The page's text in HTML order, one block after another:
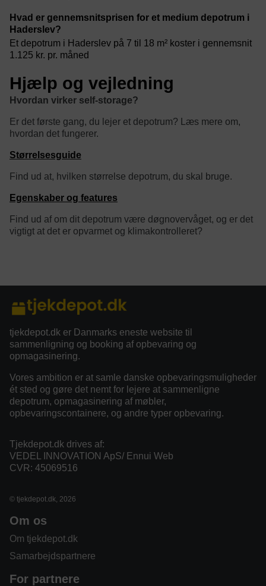
Hvad er gennemsnitsprisen for et medium depotrum i
Haderslev?
Et depotrum i Haderslev på 7 til 18 m² koster i gennemsnit
1.125 kr. pr. måned
Hjælp og vejledning
Hvordan virker self-storage?
Er det første gang, du lejer et depotrum? Læs mere om,
hvordan det fungerer.
Størrelsesguide
Find ud at, hvilken størrelse depotrum, du skal bruge.
Egenskaber og features
Find ud af om dit depotrum være døgnovervåget, og er det
vigtigt at det er opvarmet og klimakontrolleret?
tjekdepot.dk er Danmarks eneste website til
sammenligning og booking af opbevaring og
opmagasinering.
Vores ambition er at samle danske opbevaringsmuligheder
ét sted og gøre det nemt for lejere at sammenligne
depotrum, opmagasinering af møbler,
opbevaringscontainere, og andre typer opbevaring.
Tjekdepot.dk drives af:
VEDEL INNOVATION ApS/ Ennui Web
CVR: 45069516
© tjekdepot.dk, 2026
Om os
Om tjekdepot.dk
Samarbejdspartnere
For partnere